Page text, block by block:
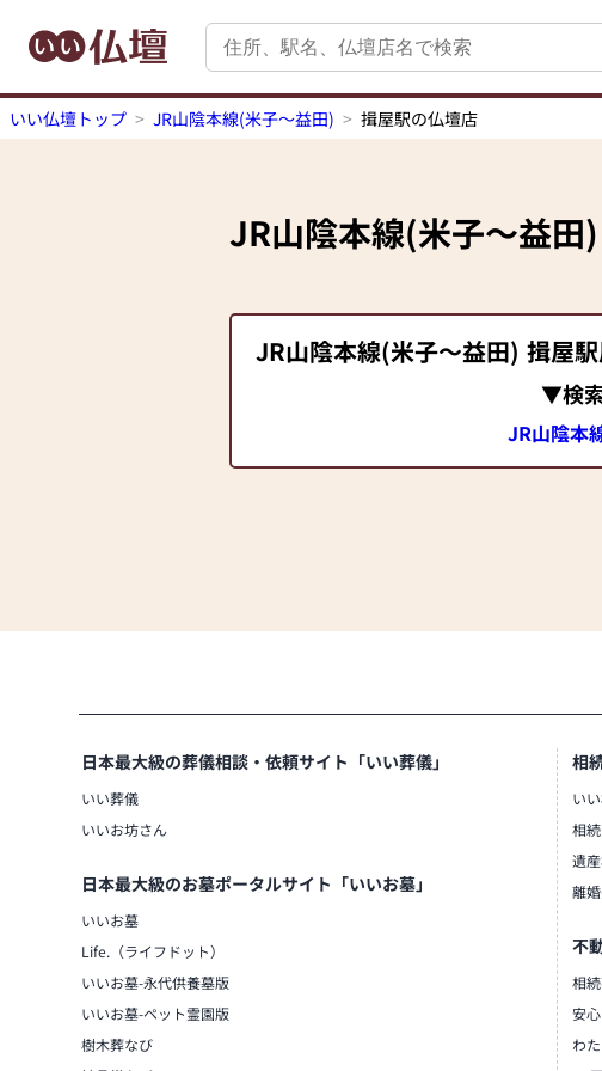
いい仏壇トップ JR山陰本線(米子～益田) 揖屋駅の仏壇店
JR山陰本線(米子～益田)
JR山陰本線(米子～益田) 揖屋駅
▼検
JR山陰本
日本最大級の葬儀相談・依頼サイト「いい葬儀」
いい葬儀
いいお坊さん
日本最大級のお墓ポータルサイト「いいお墓」
いいお墓
Life.（ライフドット）
いいお墓-永代供養墓版
いいお墓-ペット霊園版
樹木葬なび
相
い
相
遺
離
不
相
安
わ